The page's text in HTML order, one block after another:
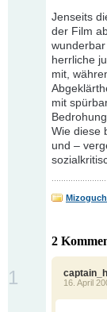
Jenseits
der Film
herrliche
mit,
mit
Wie diese
und –
2
16. April
1